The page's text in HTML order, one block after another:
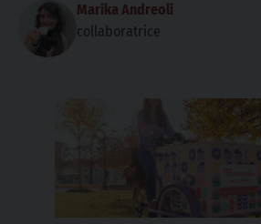
Marika Andreoli
collaboratrice